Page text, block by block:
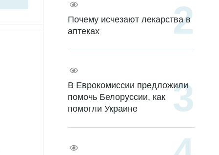
Почему исчезают лекарства в
аптеках
В Еврокомиссии предложили
помочь Белоруссии, как
помогли Украине